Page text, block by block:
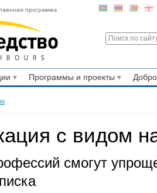
Программы и проекты
с видом
смогут